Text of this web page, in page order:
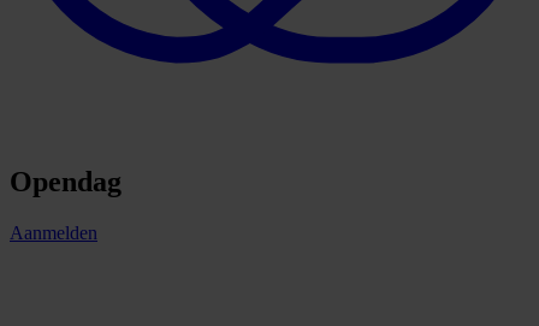
Opendag
Aanmelden